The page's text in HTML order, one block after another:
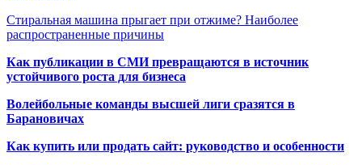
Стиральная машина прыгает при отжиме? Наиболее
распространенные причины
Как публикации в СМИ превращаются в источник
устойчивого роста для бизнеса
Волейбольные команды высшей лиги сразятся в
Барановичах
Как купить или продать сайт: руководство и особенности